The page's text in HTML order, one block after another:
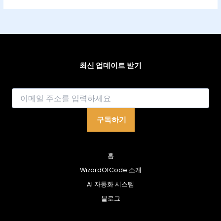
최신 업데이트 받기
구독하기
홈
WizardOfCode 소개
AI 자동화 시스템
블로그